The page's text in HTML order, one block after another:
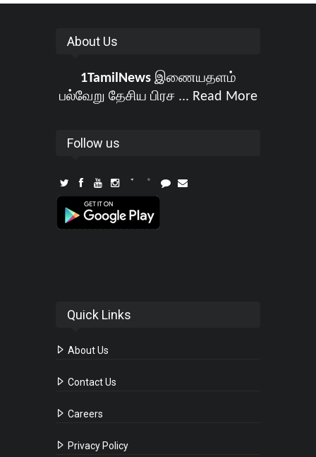
About Us
1TamilNewsஇணையதளம்
பல்வேறு தேசிய பிரச ... Read More
Follow us
Quick Links
About Us
Contact Us
Careers
Privacy Policy